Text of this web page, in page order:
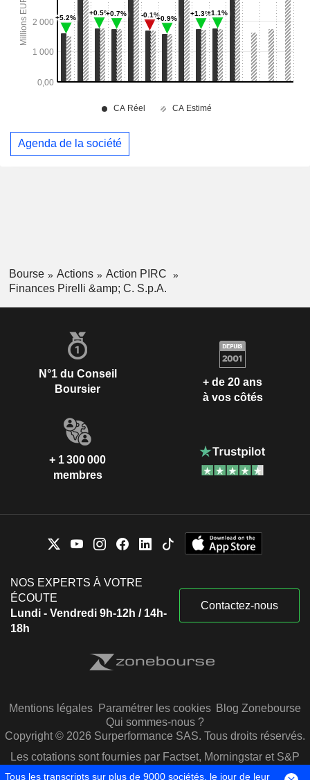
Agenda de la société
Bourse Actions
Action PIRC
Finances Pirelli &amp; C. S.p.A.
N°1 du Conseil
Boursier
+ de 20 ans
à vos côtés
+ 1 300 000
membres
NOS EXPERTS À VOTRE
ÉCOUTE
Lundi - Vendredi 9h-12h / 14h-
18h
Contactez-nous
Mentions légales Paramétrer les cookies Blog Zonebourse
Qui sommes-nous ?
Copyright © 2026 Surperformance SAS. Tous droits réservés.
Les cotations sont fournies par Factset, Morningstar et S&P
Capital IQ
Tous les transcripts sur plus de 9000 sociétés, le jour de leur